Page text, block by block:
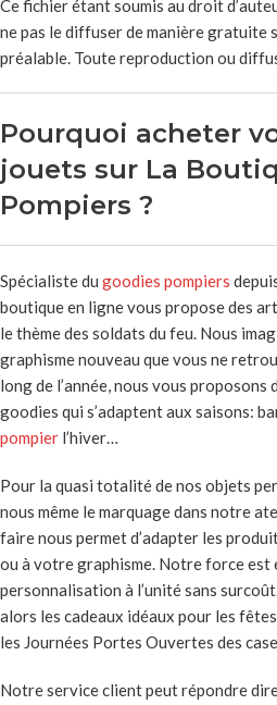
Ce fichier étant soumis au droit
ne pas le diffuser de manière gratuite
préalable. Toute reproduction ou
Pourquoi acheter
jouets sur La
Pompiers ?
Spécialiste du goodies pompiers
boutique en ligne vous propose des
le thème des soldats du feu. Nous
graphisme nouveau que vous ne
long de l’année, nous vous
goodies qui s’adaptent aux saisons:
pompier l’hiver…
Pour la quasi totalité de nos objets
nous même le marquage dans notre
faire nous permet d’adapter les
ou à votre graphisme. Notre force est
personnalisation à l’unité sans
alors les cadeaux idéaux pour les
les Journées Portes Ouvertes des
Notre service client peut répondre